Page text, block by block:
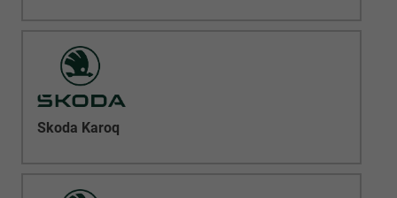
Skoda Karoq